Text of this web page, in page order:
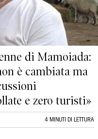
di Mamoiada:
è cambiata ma
e zero turisti»
4 MINUTI DI LETTURA